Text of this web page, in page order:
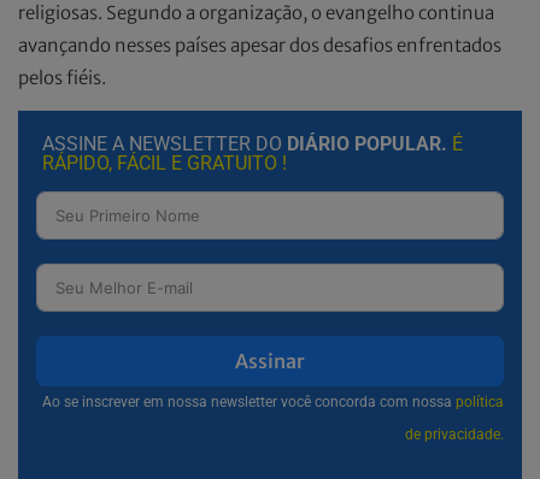
religiosas. Segundo a organização, o evangelho continua
avançando nesses países apesar dos desafios enfrentados
pelos fiéis.
ASSINE A NEWSLETTER DO DIÁRIO POPULAR. É
RÁPIDO, FÁCIL E GRATUITO !
Assinar
Ao se inscrever em nossa newsletter você concorda com nossa política
de privacidade.